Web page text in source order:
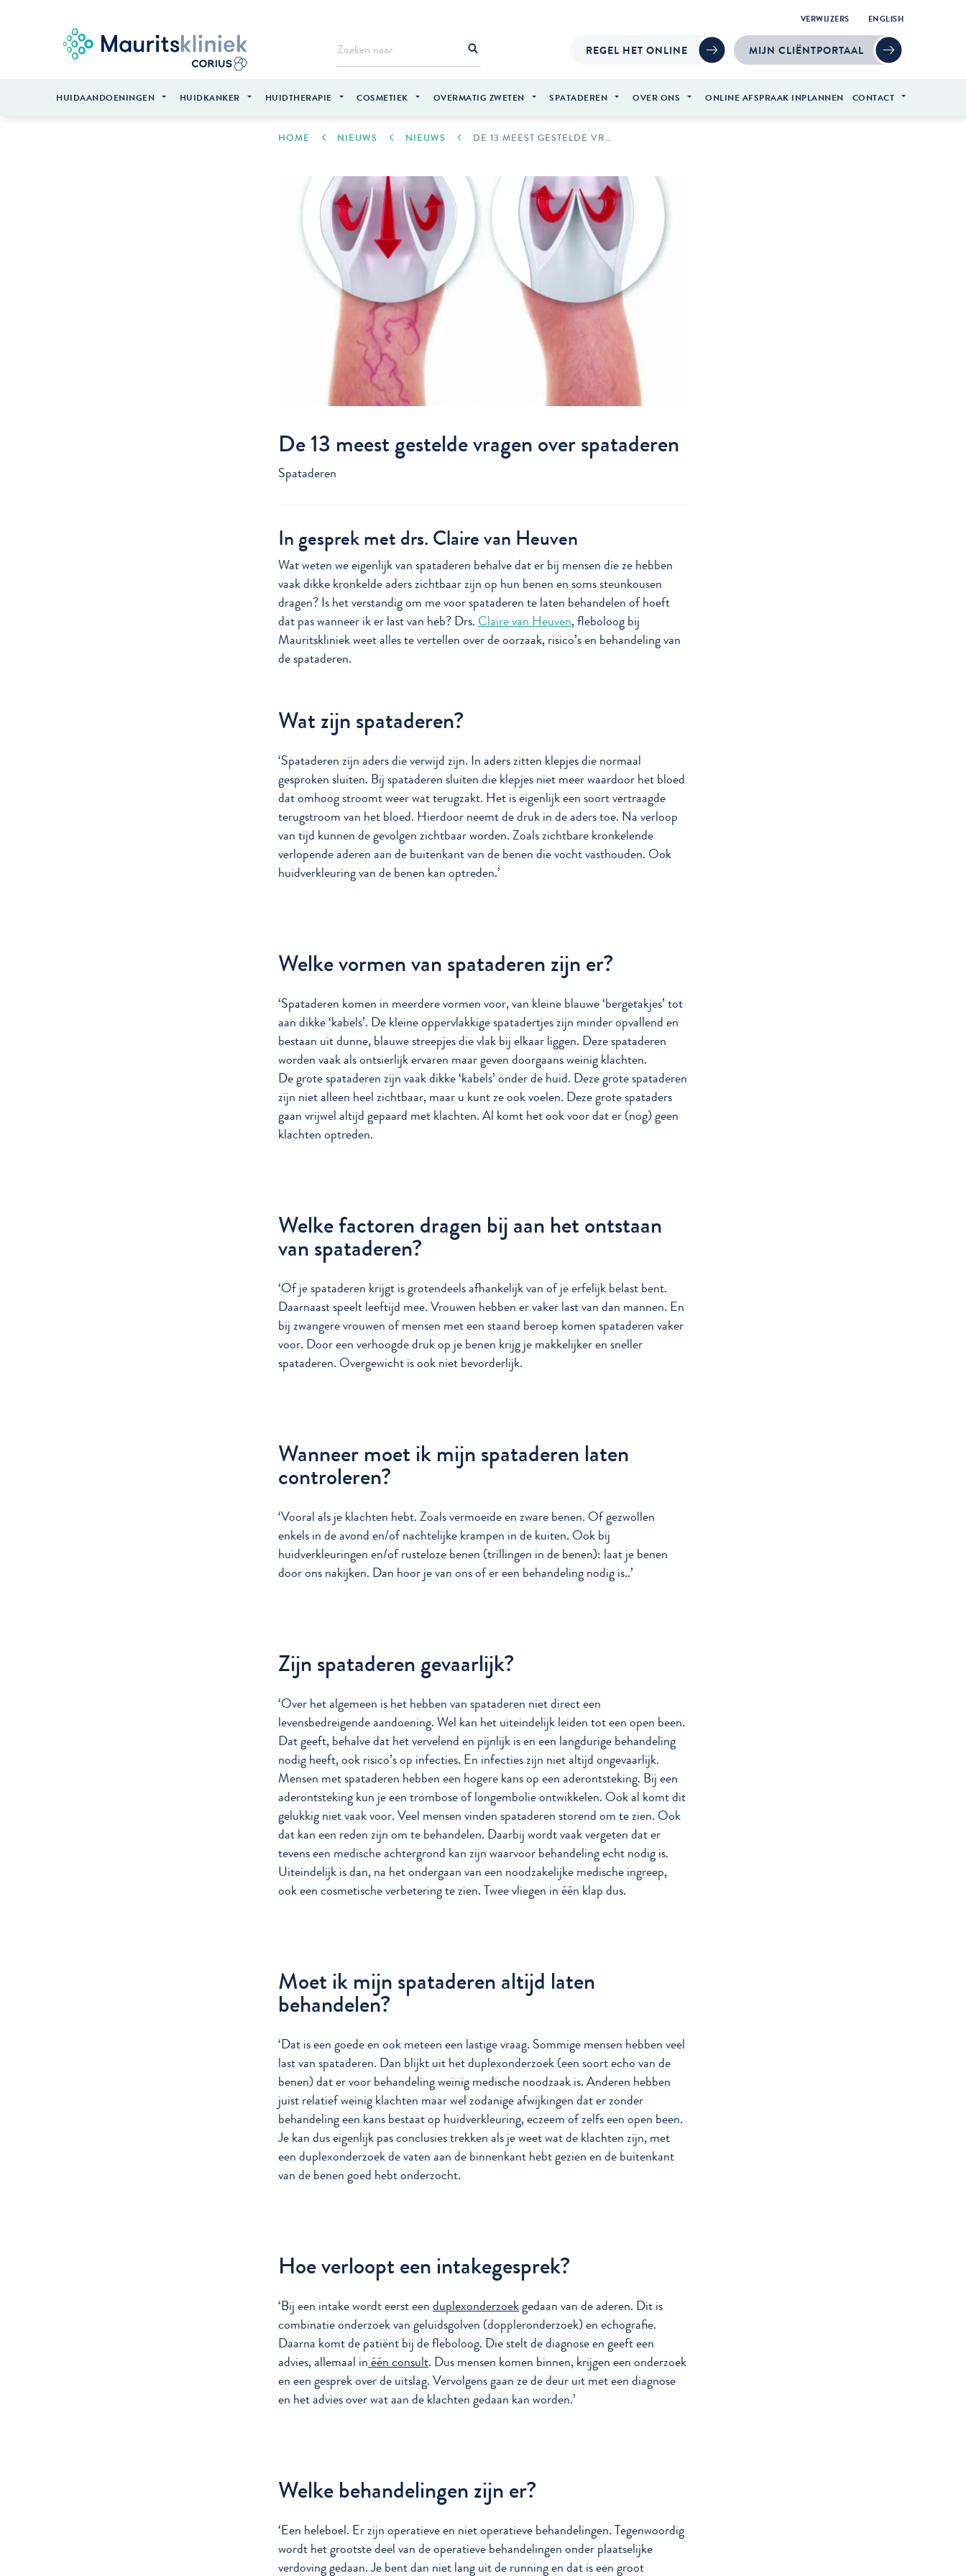
VERWIJZERS ENGLISH
REGEL HET ONLINE MIJN CLIËNTPORTAAL
HUIDAANDOENINGEN HUIDKANKER HUIDTHERAPIE COSMETIEK OVERMATIG ZWETEN SPATADEREN OVER ONS ONLINE AFSPRAAK INPLANNEN CONTACT
HOME NIEUWS NIEUWS DE 13 MEEST GESTELDE VRAGEN OVER SPATADEREN
De 13 meest gestelde vragen over spataderen
Spataderen
In gesprek met drs. Claire van Heuven
Wat weten we eigenlijk van spataderen behalve dat er bij mensen die ze hebben
vaak dikke kronkelde aders zichtbaar zijn op hun benen en soms steunkousen
dragen? Is het verstandig om me voor spataderen te laten behandelen of hoeft
dat pas wanneer ik er last van heb? Drs. Claire van Heuven, fleboloog bij
Mauritskliniek weet alles te vertellen over de oorzaak, risico’s en behandeling van
de spataderen.
Wat zijn spataderen?
‘Spataderen zijn aders die verwijd zijn. In aders zitten klepjes die normaal
gesproken sluiten. Bij spataderen sluiten die klepjes niet meer waardoor het bloed
dat omhoog stroomt weer wat terugzakt. Het is eigenlijk een soort vertraagde
terugstroom van het bloed. Hierdoor neemt de druk in de aders toe. Na verloop
van tijd kunnen de gevolgen zichtbaar worden. Zoals zichtbare kronkelende
verlopende aderen aan de buitenkant van de benen die vocht vasthouden. Ook
huidverkleuring van de benen kan optreden.’
Welke vormen van spataderen zijn er?
‘Spataderen komen in meerdere vormen voor, van kleine blauwe ‘bergetakjes’ tot
aan dikke ‘kabels’. De kleine oppervlakkige spatadertjes zijn minder opvallend en
bestaan uit dunne, blauwe streepjes die vlak bij elkaar liggen. Deze spataderen
worden vaak als ontsierlijk ervaren maar geven doorgaans weinig klachten.
De grote spataderen zijn vaak dikke ‘kabels’ onder de huid. Deze grote spataderen
zijn niet alleen heel zichtbaar, maar u kunt ze ook voelen. Deze grote spataders
gaan vrijwel altijd gepaard met klachten. Al komt het ook voor dat er (nog) geen
klachten optreden.
Welke factoren dragen bij aan het ontstaan
van spataderen?
‘Of je spataderen krijgt is grotendeels afhankelijk van of je erfelijk belast bent.
Daarnaast speelt leeftijd mee. Vrouwen hebben er vaker last van dan mannen. En
bij zwangere vrouwen of mensen met een staand beroep komen spataderen vaker
voor. Door een verhoogde druk op je benen krijg je makkelijker en sneller
spataderen. Overgewicht is ook niet bevorderlijk.
Wanneer moet ik mijn spataderen laten
controleren?
‘Vooral als je klachten hebt. Zoals vermoeide en zware benen. Of gezwollen
enkels in de avond en/of nachtelijke krampen in de kuiten. Ook bij
huidverkleuringen en/of rusteloze benen (trillingen in de benen): laat je benen
door ons nakijken. Dan hoor je van ons of er een behandeling nodig is..’
Zijn spataderen gevaarlijk?
‘Over het algemeen is het hebben van spataderen niet direct een
levensbedreigende aandoening. Wel kan het uiteindelijk leiden tot een open been.
Dat geeft, behalve dat het vervelend en pijnlijk is en een langdurige behandeling
nodig heeft, ook risico’s op infecties. En infecties zijn niet altijd ongevaarlijk.
Mensen met spataderen hebben een hogere kans op een aderontsteking. Bij een
aderontsteking kun je een trombose of longembolie ontwikkelen. Ook al komt dit
gelukkig niet vaak voor. Veel mensen vinden spataderen storend om te zien. Ook
dat kan een reden zijn om te behandelen. Daarbij wordt vaak vergeten dat er
tevens een medische achtergrond kan zijn waarvoor behandeling echt nodig is.
Uiteindelijk is dan, na het ondergaan van een noodzakelijke medische ingreep,
ook een cosmetische verbetering te zien. Twee vliegen in één klap dus.
Moet ik mijn spataderen altijd laten
behandelen?
‘Dat is een goede en ook meteen een lastige vraag. Sommige mensen hebben veel
last van spataderen. Dan blijkt uit het duplexonderzoek (een soort echo van de
benen) dat er voor behandeling weinig medische noodzaak is. Anderen hebben
juist relatief weinig klachten maar wel zodanige afwijkingen dat er zonder
behandeling een kans bestaat op huidverkleuring, eczeem of zelfs een open been.
Je kan dus eigenlijk pas conclusies trekken als je weet wat de klachten zijn, met
een duplexonderzoek de vaten aan de binnenkant hebt gezien en de buitenkant
van de benen goed hebt onderzocht.
Hoe verloopt een intakegesprek?
‘Bij een intake wordt eerst een duplexonderzoekgedaan van de aderen. Dit is
combinatie onderzoek van geluidsgolven (doppleronderzoek) en echografie.
Daarna komt de patiënt bij de fleboloog. Die stelt de diagnose en geeft een
advies, allemaal inéén consult. Dus mensen komen binnen, krijgen een onderzoek
en een gesprek over de uitslag. Vervolgens gaan ze de deur uit met een diagnose
en het advies over wat aan de klachten gedaan kan worden.’
Welke behandelingen zijn er?
‘Een heleboel. Er zijn operatieve en niet operatieve behandelingen. Tegenwoordig
wordt het grootste deel van de operatieve behandelingen onder plaatselijke
verdoving gedaan. Je bent dan niet lang uit de running en dat is een groot